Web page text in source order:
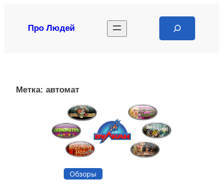
содержимому
Про Людей
Метка: автомат
Обзоры